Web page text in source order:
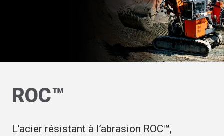
ROC™
L’acier résistant à l’abrasion ROC™,